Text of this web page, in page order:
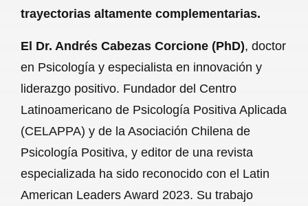
trayectorias altamente complementarias.
El Dr. Andrés Cabezas Corcione (PhD), doctor
en Psicología y especialista en innovación y
liderazgo positivo. Fundador del Centro
Latinoamericano de Psicología Positiva Aplicada
(CELAPPA) y de la Asociación Chilena de
Psicología Positiva, y editor de una revista
especializada ha sido reconocido con el Latin
American Leaders Award 2023. Su trabajo